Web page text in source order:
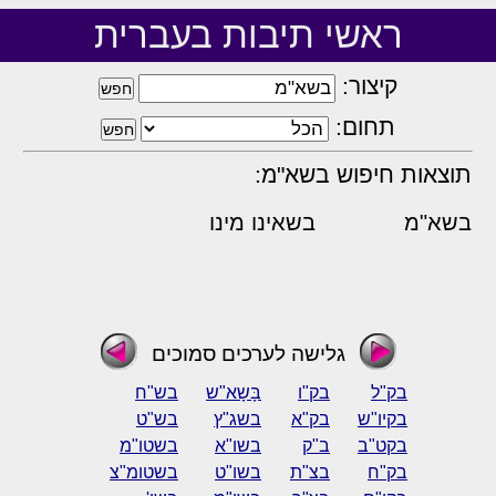
ראשי תיבות בעברית
קיצור:
תחום:
תוצאות חיפוש בשא"מ:
בשא"מ בשאינו מינו
גלישה לערכים סמוכים
בק"ל בק"ו בָּשָא"ש
בש"ח
בקיו"ש
בק"א בשג"ץ
בש"ט
בקט"ב
ב"ק בשו"א
בשטו"מ
בק"ח
בצ"ת בשו"ט
בשטומ"צ